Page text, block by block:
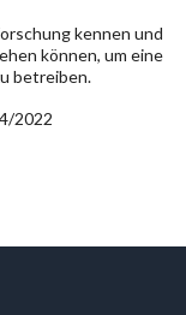
kennen und
können, um eine
betreiben.
2022